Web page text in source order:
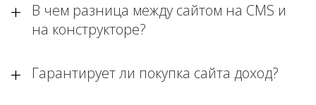
В чем разница между сайтом на CMS и
на конструкторе?
Гарантирует ли покупка сайта доход?